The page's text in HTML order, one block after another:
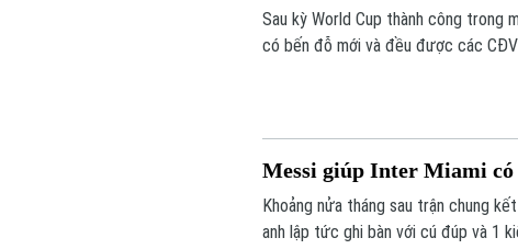
Sau kỳ World Cup thành công trong
có bến đỗ mới và đều được các
Messi giúp Inter Miami có
Khoảng nửa tháng sau trận chung
anh lập tức ghi bàn với cú đúp và 1